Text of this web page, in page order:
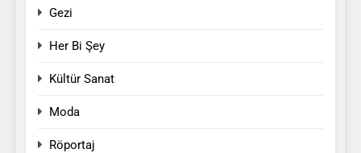
Gezi
Her Bi Şey
Kültür Sanat
Moda
Röportaj